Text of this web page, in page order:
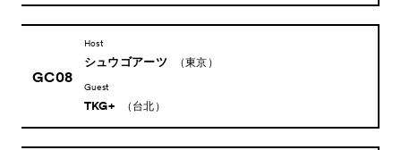
GC08
Host
シュウゴアーツ （東京）
Guest
TKG+ （台北）